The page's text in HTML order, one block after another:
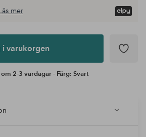
mer
i varukorgen
2-3 vardagar - Färg: Svart